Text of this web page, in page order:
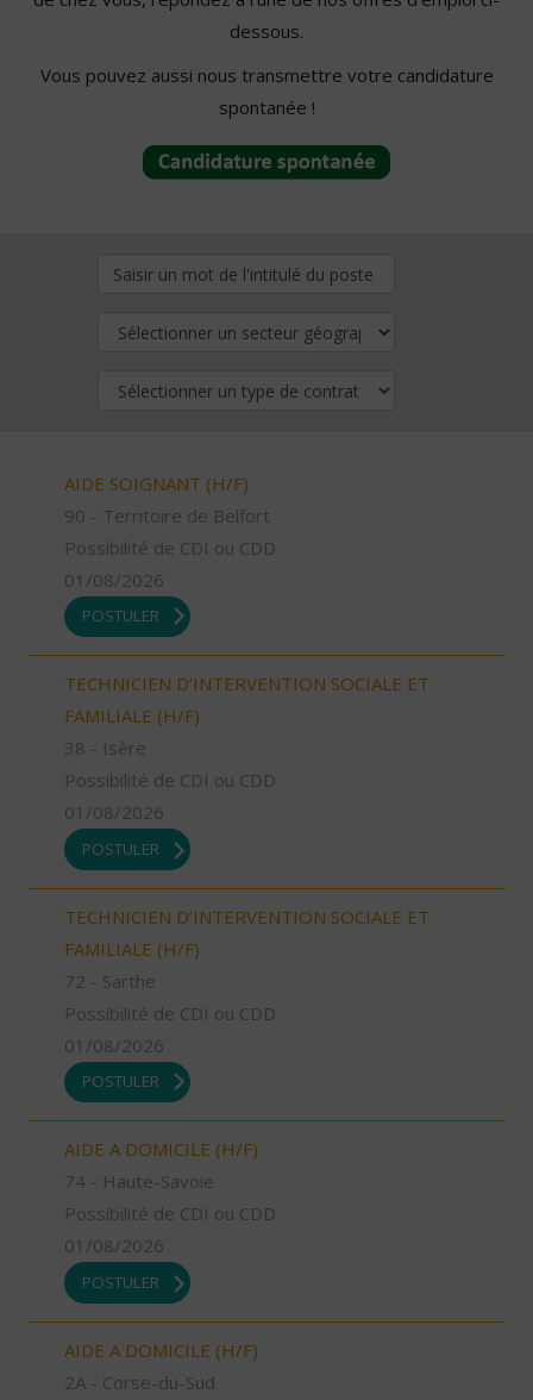
dessous.
Vous pouvez aussi nous transmettre votre candidature
spontanée !
AIDE SOIGNANT (H/F)
90 - Territoire de Belfort
Possibilité de CDI ou CDD
01/08/2026
POSTULER
TECHNICIEN D’INTERVENTION SOCIALE ET
FAMILIALE (H/F)
38 - Isère
Possibilité de CDI ou CDD
01/08/2026
POSTULER
TECHNICIEN D’INTERVENTION SOCIALE ET
FAMILIALE (H/F)
72 - Sarthe
Possibilité de CDI ou CDD
01/08/2026
POSTULER
AIDE A DOMICILE (H/F)
74 - Haute-Savoie
Possibilité de CDI ou CDD
01/08/2026
POSTULER
AIDE A DOMICILE (H/F)
2A - Corse-du-Sud